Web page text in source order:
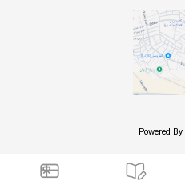
Powered By